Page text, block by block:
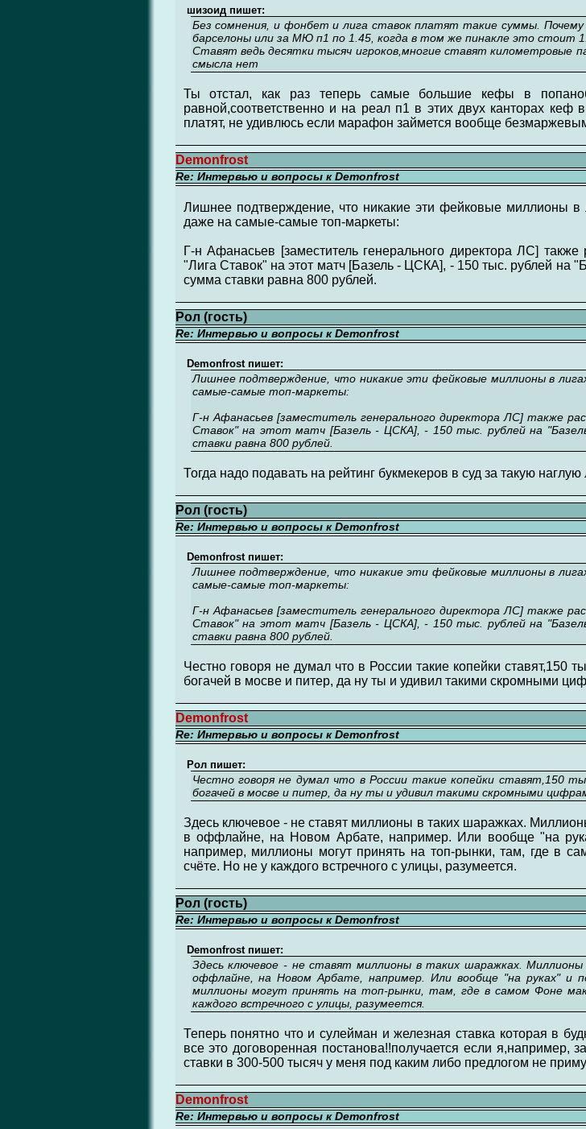
шизоид пишет:
Без сомнения, и фонбет и лига ставок платят такие суммы.
барселоны или за МЮ п1 по 1.45, когда в том же пинакле это стоит
Ставят ведь десятки тысяч игроков,многие ставят
смысла нет
Ты отстал, как раз теперь самые большие кефы в
равной,соответственно и на реал п1 в этих двух канторах
платят, не удивлюсь если марафон займется вообще
Demonfrost
Re: Интервью и вопросы к Demonfrost
Лишнее подтверждение, что никакие эти фейковые миллионы в
даже на самые-самые топ-маркеты:
Г-н Афанасьев [заместитель генерального директора ЛС]
"Лига Ставок" на этот матч [Базель - ЦСКА], - 150 тыс. рублей на
сумма ставки равна 800 рублей.
Рол (гость)
Re: Интервью и вопросы к Demonfrost
Demonfrost пишет:
Лишнее подтверждение, что никакие эти фейковые миллионы в
самые-самые топ-маркеты:
Г-н Афанасьев [заместитель генерального директора ЛС] также
Ставок" на этот матч [Базель - ЦСКА], - 150 тыс. рублей на
ставки равна 800 рублей.
Тогда надо подавать на рейтинг букмекеров в суд за такую наглую
Рол (гость)
Re: Интервью и вопросы к Demonfrost
Demonfrost пишет:
Лишнее подтверждение, что никакие эти фейковые миллионы в
самые-самые топ-маркеты:
Г-н Афанасьев [заместитель генерального директора ЛС] также
Ставок" на этот матч [Базель - ЦСКА], - 150 тыс. рублей на
ставки равна 800 рублей.
Честно говоря не думал что в России такие копейки ставят,150
богачей в мосве и питер, да ну ты и удивил такими скромными
Demonfrost
Re: Интервью и вопросы к Demonfrost
Рол пишет:
Честно говоря не думал что в России такие копейки ставят,150
богачей в мосве и питер, да ну ты и удивил такими скромными
Здесь ключевое - не ставят миллионы в таких шаражках.
в оффлайне, на Новом Арбате, например. Или вообще "на
например, миллионы могут принять на топ-рынки, там, где в
счёте. Но не у каждого встречного с улицы, разумеется.
Рол (гость)
Re: Интервью и вопросы к Demonfrost
Demonfrost пишет:
Здесь ключевое - не ставят миллионы в таких шаражках.
оффлайне, на Новом Арбате, например. Или вообще "на руках" и
миллионы могут принять на топ-рынки, там, где в самом Фоне
каждого встречного с улицы, разумеется.
Теперь понятно что и сулейман и железная ставка которая в
все это договоренная постанова!!получается если я,например,
ставки в 300-500 тысяч у меня под каким либо предлогом не
Demonfrost
Re: Интервью и вопросы к Demonfrost